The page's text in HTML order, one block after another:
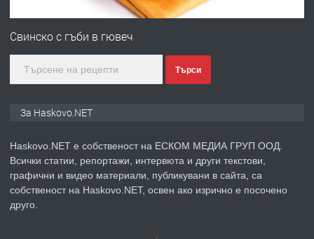
№4120 Магазин/Офис под наем в кв.
градската градина!
преди 4 дни
ПРЕДЛАГА
Продавам парцел в гр. Хасково кв.
Свинско с гъби в гювеч
Търси
За Haskovo.NET
Haskovo.NET е собственост на ЕСКОМ МЕДИА ГРУП ООД.
Всички статии, репортажи, интервюта и други текстови,
графични и видео материали, публикувани в сайта, са
собственост на Haskovo.NET, освен ако изрично е посочено
друго.